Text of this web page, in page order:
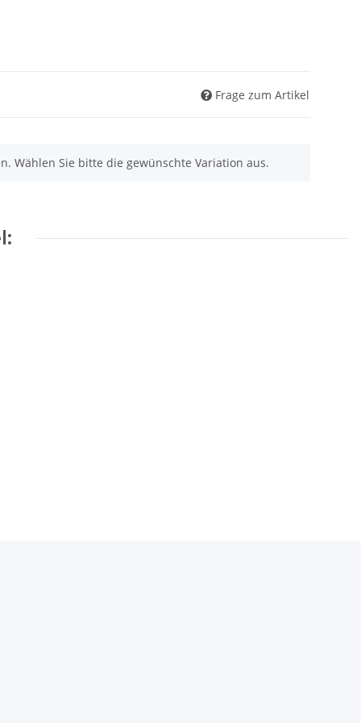
Frage zum Artikel
Wählen Sie bitte die gewünschte Variation aus.